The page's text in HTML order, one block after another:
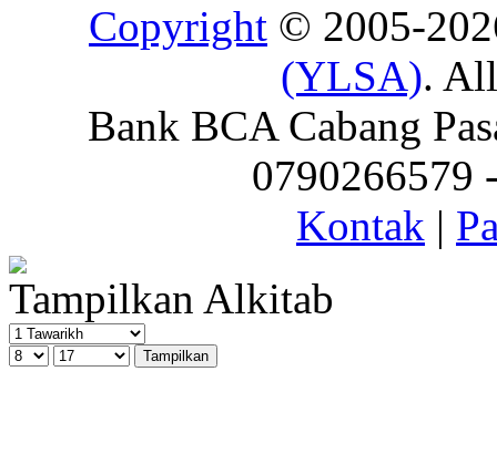
Copyright © 2005-
(YLSA).
Bank BCA Cabang
0790266579
Kontak |
Tampilkan Alkitab